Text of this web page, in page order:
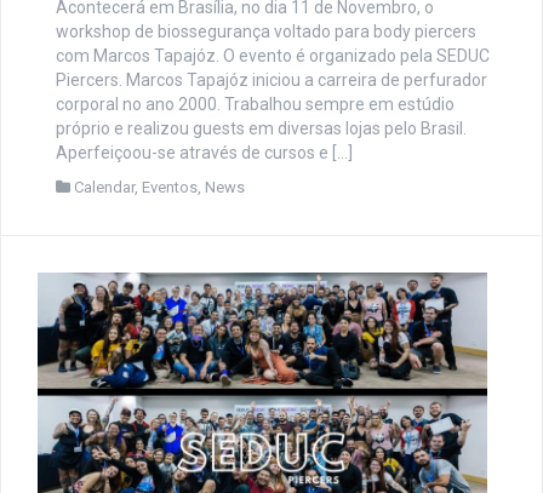
Acontecerá em Brasília, no dia 11 de Novembro, o
workshop de biossegurança voltado para body piercers
com Marcos Tapajóz. O evento é organizado pela SEDUC
Piercers. Marcos Tapajóz iniciou a carreira de perfurador
corporal no ano 2000. Trabalhou sempre em estúdio
próprio e realizou guests em diversas lojas pelo Brasil.
Aperfeiçoou-se através de cursos e […]
Calendar, Eventos, News